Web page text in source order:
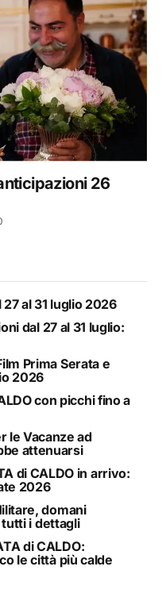
26
al 31 luglio 2026
dal 27 al 31 luglio:
Prima Serata e
2026
con picchi fino a
le Vacanze ad
attenuarsi
di CALDO in arrivo:
2026
domani
tutti i dettagli
di CALDO:
le città più calde